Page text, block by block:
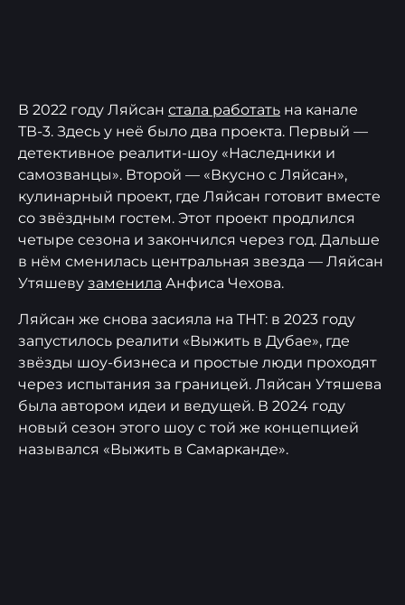
В 2022 году Ляйсан стала работать на канале
ТВ-3. Здесь у неё было два проекта. Первый —
детективное реалити-шоу «Наследники и
самозванцы». Второй — «Вкусно с Ляйсан»,
кулинарный проект, где Ляйсан готовит вместе
со звёздным гостем. Этот проект продлился
четыре сезона и закончился через год. Дальше
в нём сменилась центральная звезда — Ляйсан
Утяшеву заменила Анфиса Чехова.
Ляйсан же снова засияла на ТНТ: в 2023 году
запустилось реалити «Выжить в Дубае», где
звёзды шоу-бизнеса и простые люди проходят
через испытания за границей. Ляйсан Утяшева
была автором идеи и ведущей. В 2024 году
новый сезон этого шоу с той же концепцией
назывался «Выжить в Самарканде».